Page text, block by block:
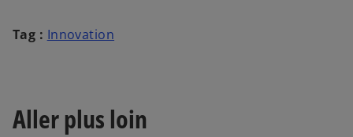
Tag : Innovation
Aller plus loin